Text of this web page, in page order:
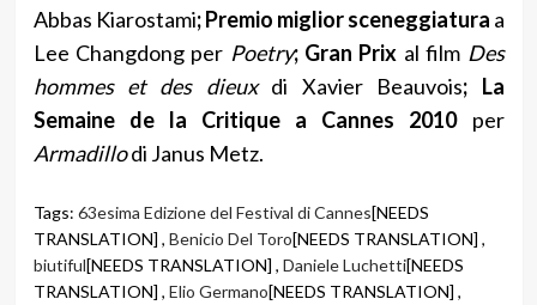
Abbas Kiarostami; Premio miglior sceneggiatura a
Lee Changdong per Poetry; Gran Prix al film Des
hommes et des dieux di Xavier Beauvois; La
Semaine de la Critique a Cannes 2010per
Armadillodi Janus Metz.
Tags: 63esima Edizione del Festival di Cannes[NEEDS
TRANSLATION] , Benicio Del Toro[NEEDS TRANSLATION] ,
biutiful[NEEDS TRANSLATION] , Daniele Luchetti[NEEDS
TRANSLATION] , Elio Germano[NEEDS TRANSLATION] ,